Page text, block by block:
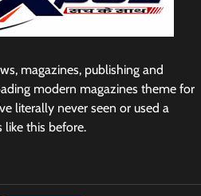
magazines, publishing and
modern magazines theme for
literally never seen or used a
like this before.